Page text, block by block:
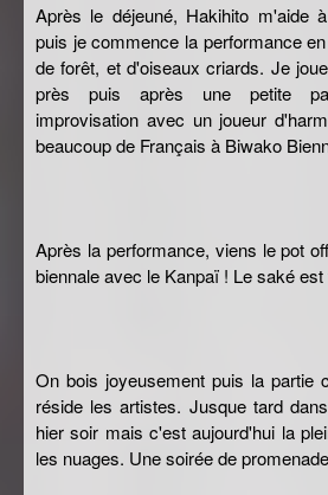
Après le déjeuné, Hakihito m'aide
puis je commence la performance
de forêt, et d'oiseaux criards. Je
près puis après une petite
improvisation avec un joueur
beaucoup de Français à Biwako
Après la performance, viens le pot
biennale avec le Kanpaï ! Le saké
On bois joyeusement puis la partie
réside les artistes. Jusque tard
hier soir mais c'est aujourd'hui la
les nuages. Une soirée de